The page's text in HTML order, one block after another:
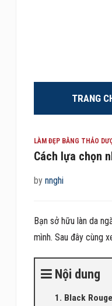
TRANG
LÀM ĐẸP BẰNG THẢO
Cách lựa chọn
by nnghi
Bạn sở hữu làn da
mình. Sau đây cùng
Nội dung
1. Black